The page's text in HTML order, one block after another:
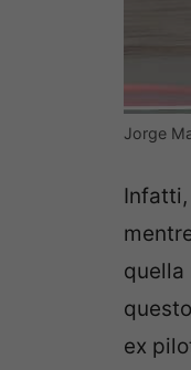
Jorge
Infatti,
quella
ex